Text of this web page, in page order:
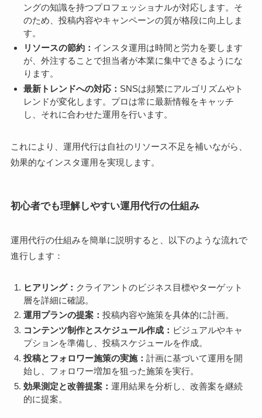
ングの知識を持つプロフェッショナルが対応します。そ
のため、投稿内容やキャンペーンの質が格段に向上しま
す。
リソースの節約： インスタ運用は時間と労力を要します
が、外注することで担当者が本業に集中できるようにな
ります。
最新トレンドへの対応： SNSは頻繁にアルゴリズムやト
レンドが変化します。プロは常に最新情報をキャッチ
し、それに合わせた運用を行います。
これにより、運用代行は自社のリソース不足を補いながら、
効果的なインスタ運用を実現します。
初心者でも理解しやすい運用代行の仕組み
運用代行の仕組みを簡単に説明すると、以下のような流れで
進行します：
ヒアリング： クライアントのビジネス目標やターゲット
層を詳細に確認。
運用プランの提案：投稿内容や施策を具体的に計画。
コンテンツ制作とスケジュール作成： ビジュアルやキャ
プションを準備し、投稿スケジュールを作成。
投稿とフォロワー施策の実施：計画に基づいて運用を開
始し、フォロワー増加を狙った施策を実行。
効果測定と改善提案：運用結果を分析し、改善案を継続
的に提案。